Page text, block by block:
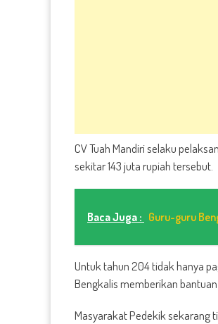
CV Tuah Mandiri selaku
sekitar 143 juta rupiah tersebut.
Baca Juga : Guru-guru
Untuk tahun 204 tidak hanya
Bengkalis memberikan
Masyarakat Pedekik sekarang